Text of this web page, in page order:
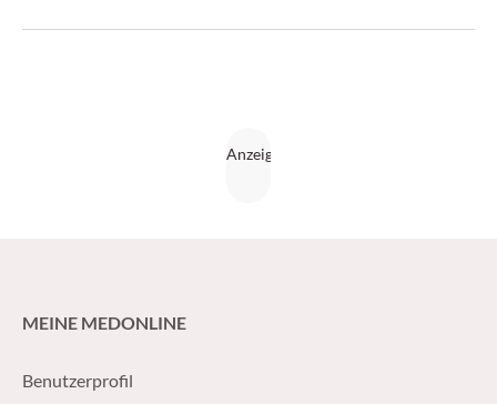
MEINE MEDONLINE
Benutzerprofil